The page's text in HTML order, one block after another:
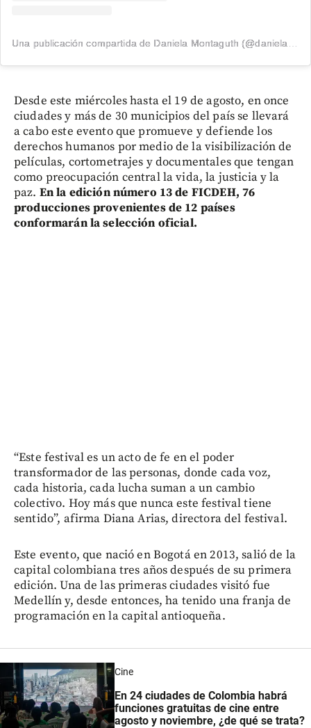
Desde este miércoles hasta el 19 de agosto, en once
ciudades y más de 30 municipios del país se llevará
a cabo este evento que promueve y defiende los
derechos humanos por medio de la visibilización de
películas, cortometrajes y documentales que tengan
como preocupación central la vida, la justicia y la
paz. En la edición número 13 de FICDEH, 76
producciones provenientes de 12 países
conformarán la selección oficial.
“Este festival es un acto de fe en el poder
transformador de las personas, donde cada voz,
cada historia, cada lucha suman a un cambio
colectivo. Hoy más que nunca este festival tiene
sentido”, afirma Diana Arias, directora del festival.
Este evento, que nació en Bogotá en 2013, salió de la
capital colombiana tres años después de su primera
edición. Una de las primeras ciudades visitó fue
Medellín y, desde entonces, ha tenido una franja de
programación en la capital antioqueña.
Cine
En 24 ciudades de Colombia habrá
funciones gratuitas de cine entre
agosto y noviembre, ¿de qué se trata?